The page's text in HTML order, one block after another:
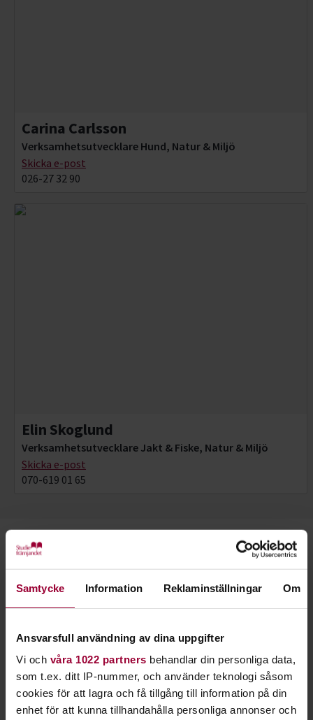
Samtycke Information Reklaminställningar Om
Ansvarsfull användning av dina uppgifter
Vi och våra 1022 partners behandlar din personliga data,
som t.ex. ditt IP-nummer, och använder teknologi såsom
cookies för att lagra och få tillgång till information på din
enhet för att kunna tillhandahålla personliga annonser och
Carina Carlsson
Verksamhetsutvecklare Hund, Natur & Miljö
Skicka e-post
026-27 32 90
Elin Skoglund
Verksamhetsutvecklare Jakt & Fiske, Natur & Miljö
Skicka e-post
070-619 01 65
Starta en studiecirkel!
Lär dig tillsammans med andra genom att starta en
Läs mer om att starta studiecirkel
Nästa steg